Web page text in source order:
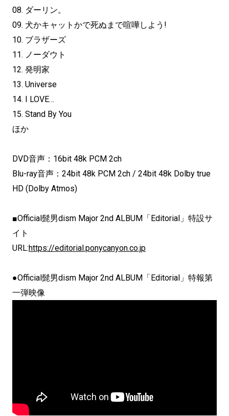
08. ダーリン。
09. 犬かキャットかで死ぬまで喧嘩しよう!
10. ブラザーズ
11. ノーダウト
12. 発明家
13. Universe
14. I LOVE…
15. Stand By You
ほか
DVD音声：16bit 48k PCM 2ch
Blu-ray音声：24bit 48k PCM 2ch / 24bit 48k Dolby true
HD (Dolby Atmos)
■Official髭男dism Major 2nd ALBUM「Editorial」特設サ
イト
URL:https://editorial.ponycanyon.co.jp
●Official髭男dism Major 2nd ALBUM「Editorial」特報第
一弾映像